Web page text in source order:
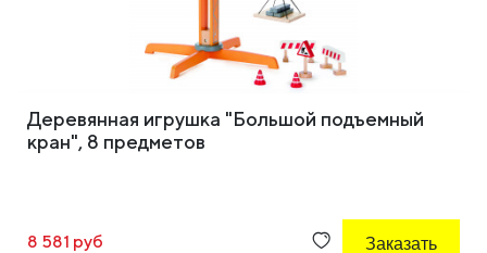
Деревянная игрушка "Большой подъемный
кран", 8 предметов
8 581 руб Заказать